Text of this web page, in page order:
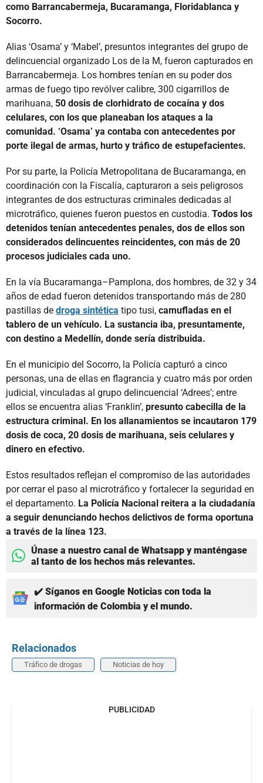
como Barrancabermeja, Bucaramanga, Floridablanca y
Socorro.
Alias ‘Osama’ y ‘Mabel’, presuntos integrantes del grupo de
delincuencial organizado Los de la M, fueron capturados en
Barrancabermeja. Los hombres tenían en su poder dos
armas de fuego tipo revólver calibre, 300 cigarrillos de
marihuana, 50 dosis de clorhidrato de cocaína y dos
celulares, con los que planeaban los ataques a la
comunidad. ‘Osama’ ya contaba con antecedentes por
porte ilegal de armas, hurto y tráfico de estupefacientes.
Por su parte, la Policía Metropolitana de Bucaramanga, en
coordinación con la Fiscalía, capturaron a seis peligrosos
integrantes de dos estructuras criminales dedicadas al
microtráfico, quienes fueron puestos en custodia. Todos los
detenidos tenían antecedentes penales, dos de ellos son
considerados delincuentes reincidentes, con más de 20
procesos judiciales cada uno.
En la vía Bucaramanga–Pamplona, dos hombres, de 32 y 34
años de edad fueron detenidos transportando más de 280
pastillas de droga sintética tipo tusi, camufladas en el
tablero de un vehículo. La sustancia iba, presuntamente,
con destino a Medellín, donde sería distribuida.
En el municipio del Socorro, la Policía capturó a cinco
personas, una de ellas en flagrancia y cuatro más por orden
judicial, vinculadas al grupo delincuencial ‘Adrees’; entre
ellos se encuentra alias ‘Franklin’, presunto cabecilla de la
estructura criminal. En los allanamientos se incautaron 179
dosis de coca, 20 dosis de marihuana, seis celulares y
dinero en efectivo.
Estos resultados reflejan el compromiso de las autoridades
por cerrar el paso al microtráfico y fortalecer la seguridad en
el departamento. La Policía Nacional reitera a la ciudadanía
a seguir denunciando hechos delictivos de forma oportuna
a través de la línea 123.
Únase a nuestro canal de Whatsapp y manténgase
al tanto de los hechos más relevantes.
✔️ Síganos en Google Noticias con toda la
información de Colombia y el mundo.
Relacionados
Tráfico de drogas Noticias de hoy
PUBLICIDAD